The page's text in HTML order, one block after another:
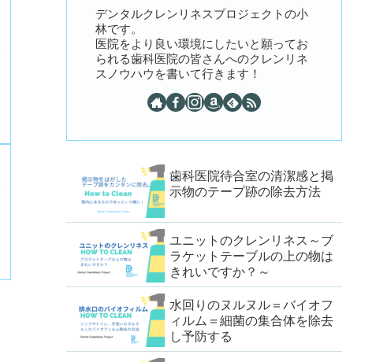
デンタルクレンリネスプロジェクトの小
林です。
医院をより良い環境にしたいと願ってお
られる歯科医院の皆さんへのクレンリネ
スノウハウを書いて行きます！
歯科医院待合室の清潔感と掲
示物のテープ跡の除去方法
ユニットのクレンリネス～ブ
ラケットテーブルの上の物は
きれいですか？～
水回りのヌルヌル＝バイオフ
ィルム＝細菌の集合体を除去
し予防する